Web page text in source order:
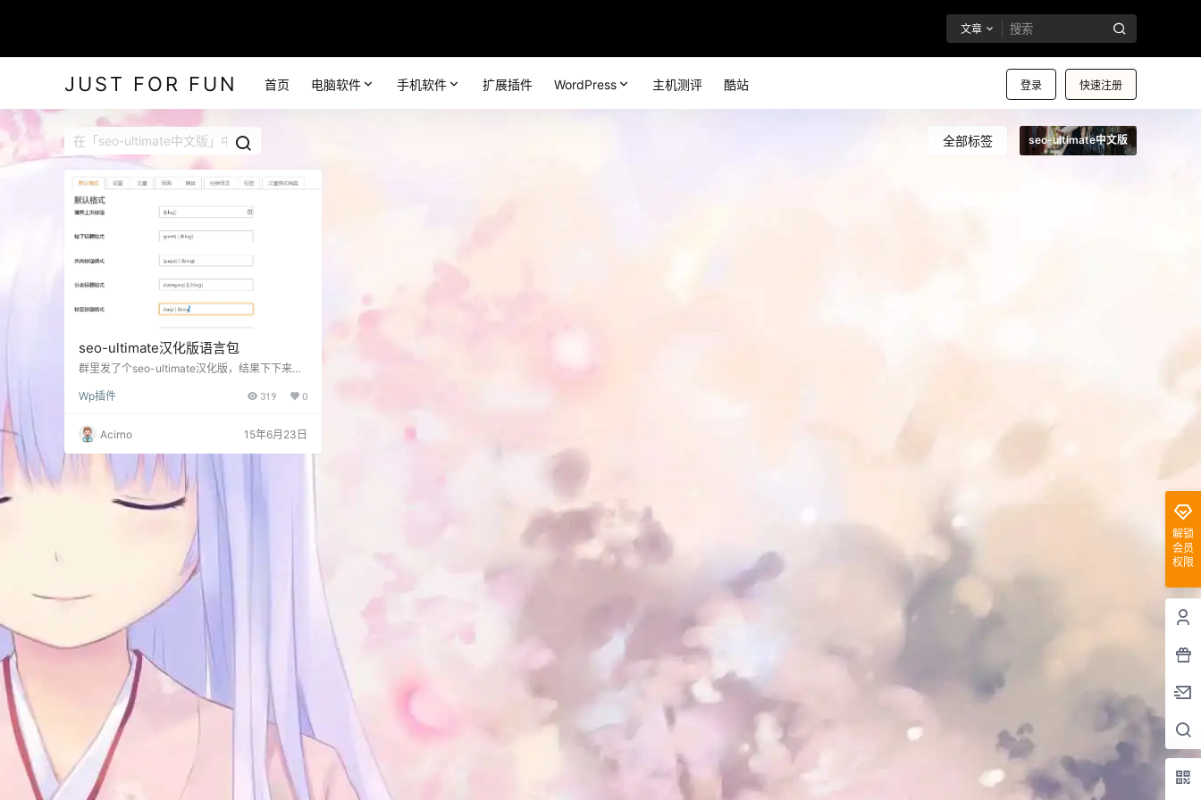
文章
JUST FOR FUN 登录 快速注册
首页 电脑软件 手机软件 扩展插件 WordPress 主机测评 酷站
全部标签 seo-ultimate中文版
seo-ultimate汉化版语言包
群里发了个seo-ultimate汉化版，结果下下来之
ry』等等全中文了。结果开启标题标签重写后网
的样子了，于是百度了下把汉化包重新搞了下，
插件就不上了，毕竟老更新，直接去wp搜了安
吧，然后替换文件就行了，我看了下刚弄的是7.
6.5.6版本，以后变化不大应该都能用。另外这个
汉化似乎并不完全，有不少机…
Wp插件 319 0
Acirno 15年6月23日
解锁
会员
权限